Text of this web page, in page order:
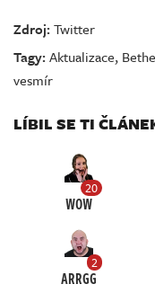
Zdroj:Twitter
Tagy:Aktualizace,
vesmír
LÍBIL SE TI
20
WOW
2
ARRGG